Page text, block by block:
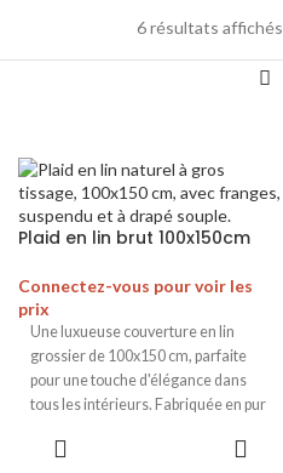
6 résultats affichés
Plaid en lin brut 100x150cm
Connectez-vous pour voir les
prix
Une luxueuse couverture en lin
grossier de 100x150 cm, parfaite
pour une touche d'élégance dans
tous les intérieurs. Fabriquée en pur
intemporel.